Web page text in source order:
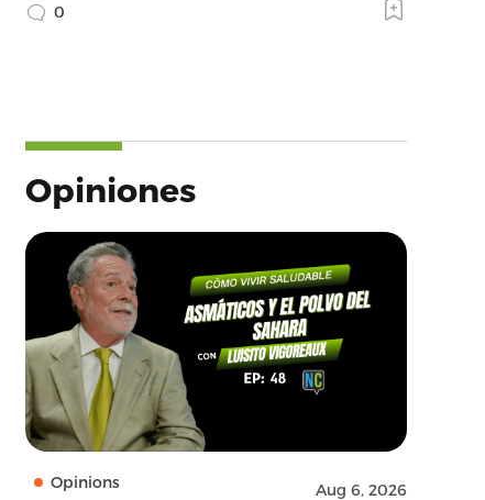
0
Opiniones
Opinions Aug 6, 2026